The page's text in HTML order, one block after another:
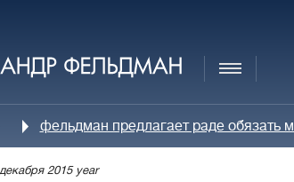
фельдман предлагает раде обязать
2015 year